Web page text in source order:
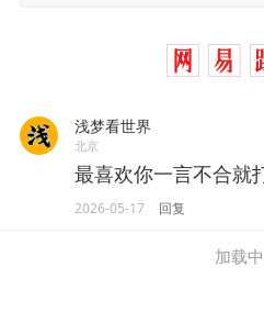
浅梦看世界
北京
最喜欢你一言不合就
2026-05-17 回复
加载